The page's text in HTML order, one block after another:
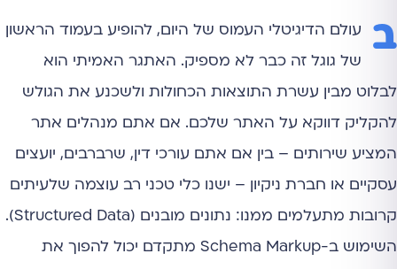
ב עולם הדיגיטלי העמוס של היום, להופיע בעמוד הראשון
של גוגל זה כבר לא מספיק. האתגר האמיתי הוא
לבלוט מבין עשרת התוצאות הכחולות ולשכנע את הגולש
להקליק דווקא על האתר שלכם. אם אתם מנהלים אתר
המציע שירותים – בין אם אתם עורכי דין, שרברבים, יועצים
עסקיים או חברת ניקיון – ישנו כלי טכני רב עוצמה שלעיתים
קרובות מתעלמים ממנו: נתונים מובנים (Structured Data).
השימוש ב-Schema Markup מתקדם יכול להפוך את